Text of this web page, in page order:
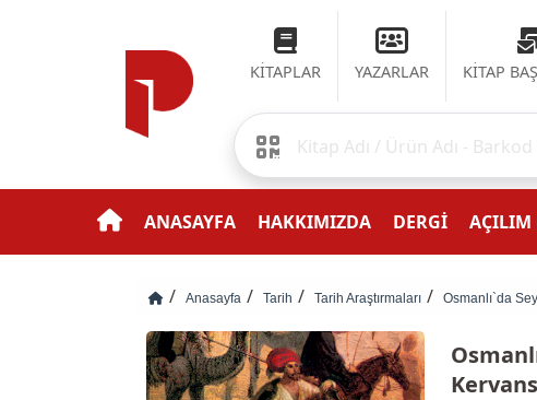
KİTAPLAR YAZARLAR KİTAP
ANASAYFA HAKKIMIZDA DERGİ AÇILIM
Anasayfa Tarih Tarih Araştırmaları Osmanlı`da